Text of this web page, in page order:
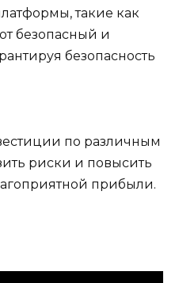
такие как
безопасный и
безопасность
по различным
риски и повысить
прибыли.